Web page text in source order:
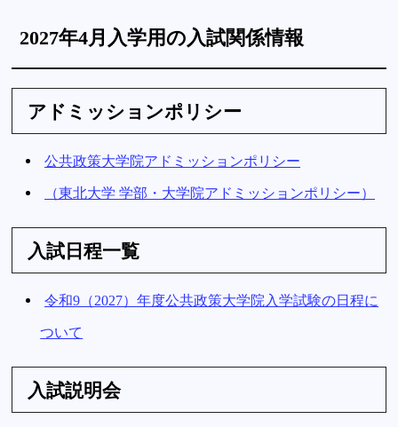
2027年4月入学用の入試関係情報
アドミッションポリシー
公共政策大学院アドミッションポリシー
（東北大学 学部・大学院アドミッションポリシー）
入試日程一覧
令和9（2027）年度公共政策大学院入学試験の日程に
ついて
入試説明会